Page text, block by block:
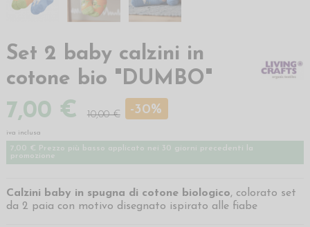
Set 2 baby calzini in
cotone bio "DUMBO"
7,00 € 10,00 € -30%
iva inclusa
7,00 € Prezzo più basso applicato nei 30 giorni precedenti la
promozione
Calzini baby in spugna di cotone biologico, colorato set
da 2 paia con motivo disegnato ispirato alle fiabe